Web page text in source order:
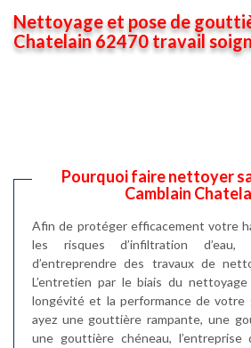
Nettoyage et pose de
Chatelain 62470 travail
Pourquoi faire nettoyer
Camblain
Afin de protéger efficacement votre
les risques d’infiltration
d’entreprendre des travaux de
L’entretien par le biais du nettoyage
longévité et la performance de votre
ayez une gouttière rampante, une
une gouttière chéneau, l’entreprise